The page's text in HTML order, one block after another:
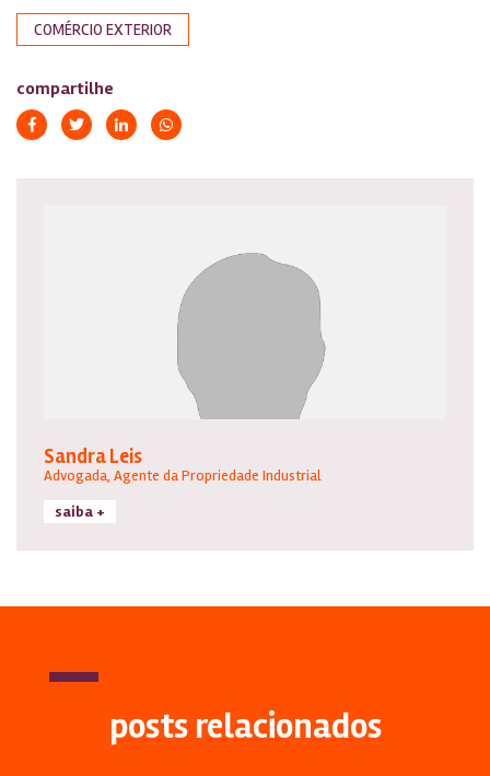
COMÉRCIO EXTERIOR
compartilhe
Sandra Leis
Advogada, Agente da Propriedade Industrial
saiba +
posts relacionados